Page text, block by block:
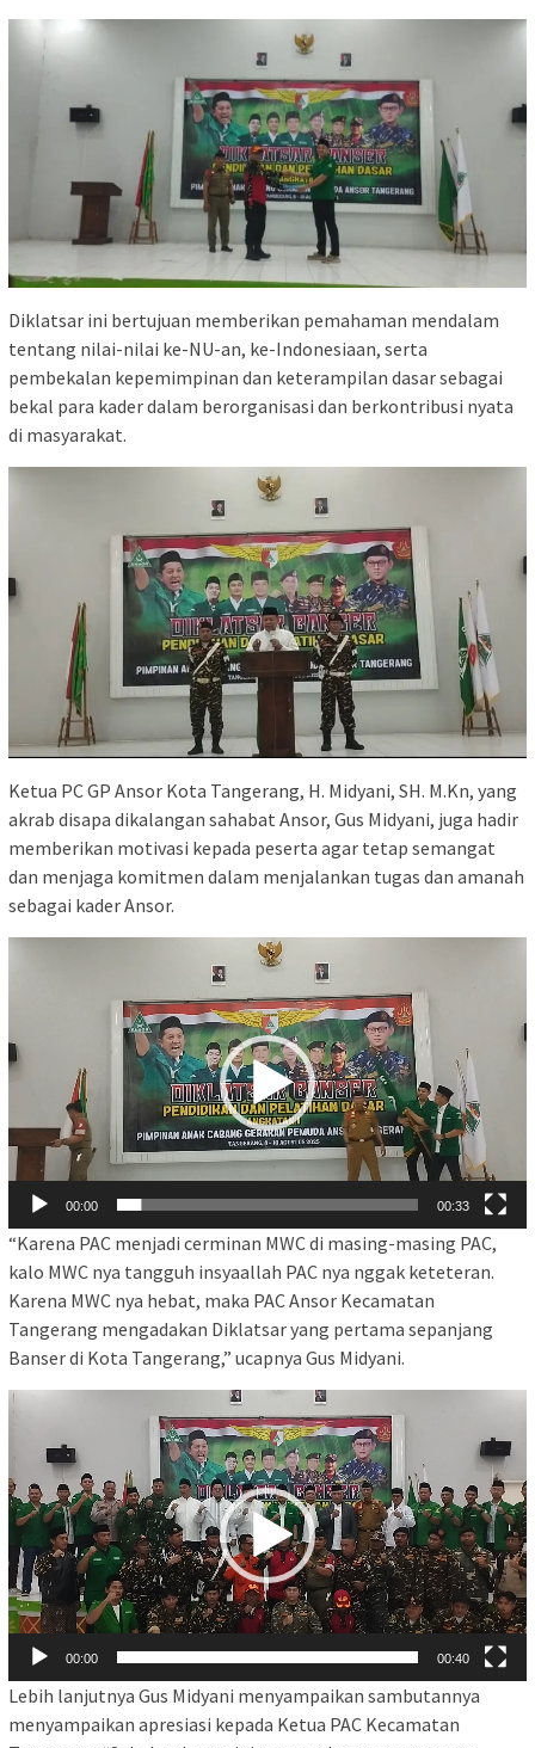
Diklatsar ini bertujuan memberikan pemahaman mendalam
tentang nilai-nilai ke-NU-an, ke-Indonesiaan, serta
pembekalan kepemimpinan dan keterampilan dasar sebagai
bekal para kader dalam berorganisasi dan berkontribusi nyata
di masyarakat.
Ketua PC GP Ansor Kota Tangerang, H. Midyani, SH. M.Kn, yang
akrab disapa dikalangan sahabat Ansor, Gus Midyani, juga hadir
memberikan motivasi kepada peserta agar tetap semangat
dan menjaga komitmen dalam menjalankan tugas dan amanah
sebagai kader Ansor.
Pemutar
00:00 00:33
“Karena PAC menjadi cerminan MWC di masing-masing PAC,
kalo MWC nya tangguh insyaallah PAC nya nggak keteteran.
Karena MWC nya hebat, maka PAC Ansor Kecamatan
Tangerang mengadakan Diklatsar yang pertama sepanjang
Banser di Kota Tangerang,” ucapnya Gus Midyani.
Pemutar
00:00 00:40
Lebih lanjutnya Gus Midyani menyampaikan sambutannya
menyampaikan apresiasi kepada Ketua PAC Kecamatan